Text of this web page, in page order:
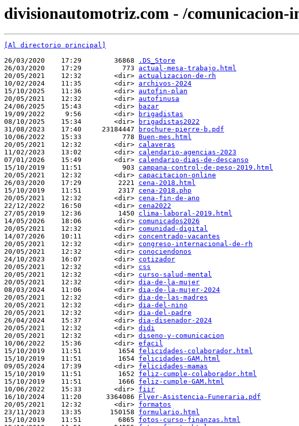
divisionautomotriz.com - /comunicacion-
[Al directorio principal]
26/03/2020    17:29        36868
.DS_Store
26/03/2020    17:29          773 actual-mesa-trabajo.html
20/05/2021    12:32        <dir> actualizacion-de-rh
10/02/2024    11:35        <dir> archivos-2024
15/10/2025    11:36        <dir> autofin-plan
20/05/2021    12:32        <dir> autofinusa
24/06/2025    15:43        <dir>
bazar
19/09/2022     9:56        <dir>
brigadistas
08/10/2025    15:34        <dir>
brigadistas2022
31/08/2023    17:40     23184447
brochure-pierre-b.pdf
10/06/2022    15:33          778 Buen-mes.html
20/05/2021    12:32        <dir> calaveras
11/02/2023    13:02        <dir> calendario-agencias-2023
07/01/2026    15:49        <dir> calendario-dias-de-descanso
15/10/2019    11:51          903 campana-control-de-peso-2019.html
20/05/2021    12:32        <dir> capacitacion-online
26/03/2020    17:29         2221 cena-2018.html
15/10/2019    11:51         2317 cena-2018.php
20/05/2021    12:32        <dir> cena-fin-de-ano
22/12/2022    16:50        <dir> cena2022
27/05/2019    12:36         1450 clima-laboral-2019.html
14/05/2026    18:06        <dir> comunicados2026
20/05/2021    12:32        <dir> comunidad-digital
14/07/2026    10:11        <dir> concentrado-vacantes
20/05/2021    12:32        <dir> congreso-internacional-de-rh
20/05/2021    12:32        <dir> conociendonos
24/10/2023    16:07        <dir> cotizador
20/05/2021    12:32        <dir> css
20/05/2021    12:32        <dir> curso-salud-mental
20/05/2021    12:32        <dir> dia-de-la-mujer
08/03/2024    11:06        <dir> dia-de-la-mujer-2024
20/05/2021    12:32        <dir> dia-de-las-madres
20/05/2021    12:32        <dir> dia-del-nino
20/05/2021    12:32        <dir> dia-del-padre
26/04/2024    15:37        <dir> dia-disenador-2024
20/05/2021    12:32        <dir> didi
20/05/2021    12:32        <dir> diseno-y-comunicacion
10/06/2022    15:36        <dir> efacil
15/10/2019    11:51         1654 felicidades-colaborador.html
15/10/2019    11:51         1654 felicidades-GAM.html
09/05/2024    17:39        <dir> felicidades-mamas
15/10/2019    11:51         1652 feliz-cumple-colaborador.html
15/10/2019    11:51         1666 feliz-cumple-GAM.html
10/06/2022    15:33        <dir> fiir
16/10/2024    11:20      3364086 Flyer-Asistencia-Funeraria.pdf
20/05/2021    12:32        <dir> formatos
23/11/2023    13:35       150158 formulario.html
15/10/2019    11:51         6865 fotos-curso-finanzas.html